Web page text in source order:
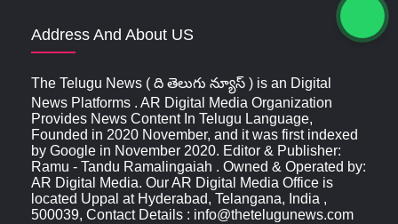
Address And About US
The Telugu News ( ది తెలుగు న్యూస్‌ ) is an Digital
News Platforms . AR Digital Media Organization
Provides News Content In Telugu Language,
Founded in 2020 November, and it was first indexed
by Google in November 2020. Editor & Publisher:
Ramu - Tandu Ramalingaiah . Owned & Operated by:
AR Digital Media. Our AR Digital Media Office is
located Uppal at Hyderabad, Telangana, India ,
500039, Contact Details : info@thetelugunews.com